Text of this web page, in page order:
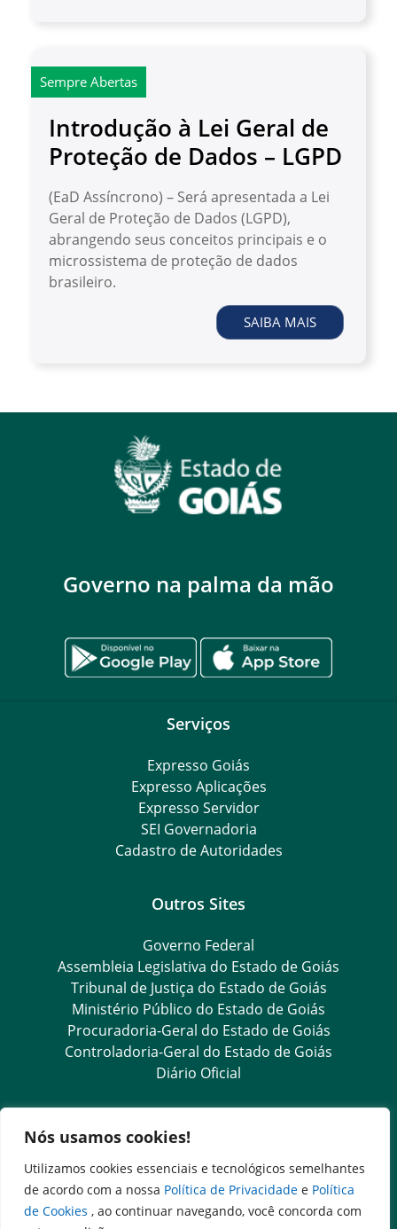
Nós usamos cookies!
Utilizamos cookies essenciais e tecnológicos semelhantes
de acordo com a nossa Política de Privacidade e Política
de Cookies , ao continuar navegando, você concorda com
Introdução à Lei Geral de
Proteção de Dados – LGPD
Sempre Abertas
(EaD Assíncrono) – Será apresentada a Lei
Geral de Proteção de Dados (LGPD),
abrangendo seus conceitos principais e o
microssistema de proteção de dados
brasileiro.
SAIBA MAIS
Governo na palma da mão
Serviços
Expresso Goiás
Expresso Aplicações
Expresso Servidor
SEI Governadoria
Cadastro de Autoridades
Outros Sites
Governo Federal
Assembleia Legislativa do Estado de Goiás
Tribunal de Justiça do Estado de Goiás
Ministério Público do Estado de Goiás
Procuradoria-Geral do Estado de Goiás
Controladoria-Geral do Estado de Goiás
Diário Oficial
Transparência e Ouvidoria
LGPD
Goiás Transparência
Dados Abertos Goiás